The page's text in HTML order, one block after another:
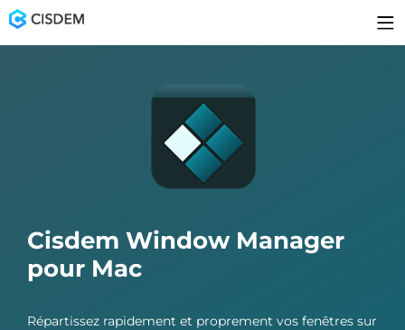
Cisdem Window Manager
pour Mac
Répartissez rapidement et proprement vos fenêtres sur